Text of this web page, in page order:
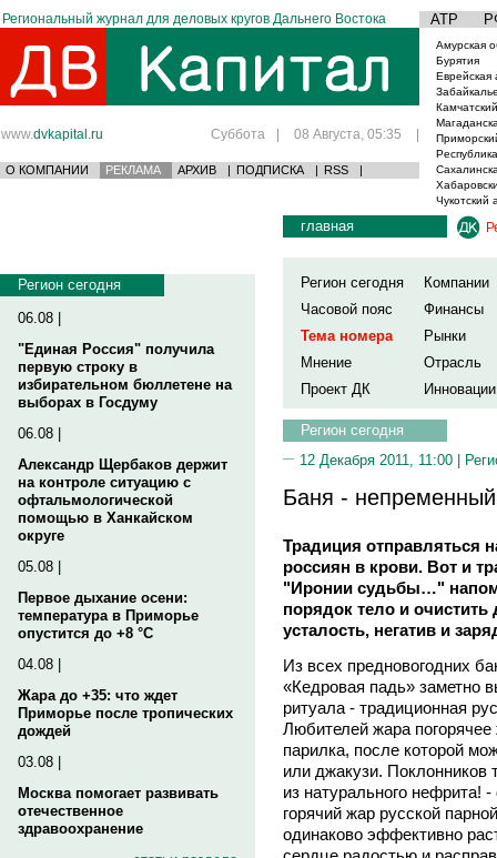
Региональный журнал для деловых кругов Дальнего Востока АТР
www.dvkapital.ru Суббота | 08 Августа, 05:35 |
О КОМПАНИИ РЕКЛАМА АРХИВ | ПОДПИСКА | RSS |
Амурская
Бурятия
Еврейская
Чукотский
Регион сегодня
06.08 |
"Единая Россия" получила
первую строку в
избирательном бюллетене на
выборах в Госдуму
06.08 |
Александр Щербаков держит
на контроле ситуацию с
офтальмологической
помощью в Ханкайском
округе
05.08 |
Первое дыхание осени:
температура в Приморье
опустится до +8 °C
04.08 |
Жара до +35: что ждет
Приморье после тропических
дождей
03.08 |
Москва помогает развивать
отечественное
здравоохранение
главная
Регион сегодня
Компании
Часовой пояс
Финансы
Тема номера
Рынки
Мнение
Отрасль
Проект ДК
Инновации
Регион сегодня
12 Декабря 2011, 11:00 |
Баня - непременный
Традиция отправляться
россиян в крови. Вот и
"Иронии судьбы…"
порядок тело и
усталость, негатив и
Из всех предновогодних
«Кедровая падь» заметно
ритуала - традиционная
Любителей жара
парилка, после которой
или джакузи. Поклонников
из натурального
горячий жар русской
одинаково эффективно